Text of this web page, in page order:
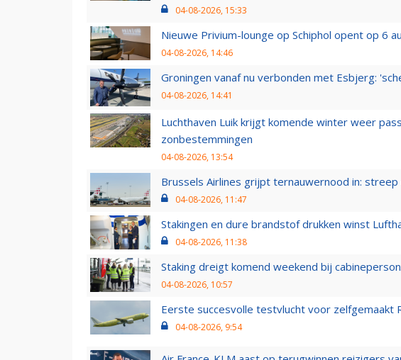
04-08-2026, 15:33
Nieuwe Privium-lounge op Schiphol opent op 6
04-08-2026, 14:46
Groningen vanaf nu verbonden met Esbjerg:
04-08-2026, 14:41
Luchthaven Luik krijgt komende winter weer
zonbestemmingen
04-08-2026, 13:54
Brussels Airlines grijpt ternauwernood in:
04-08-2026, 11:47
Stakingen en dure brandstof drukken winst
04-08-2026, 11:38
Staking dreigt komend weekend bij
04-08-2026, 10:57
Eerste succesvolle testvlucht voor zelfgemaakt
04-08-2026, 9:54